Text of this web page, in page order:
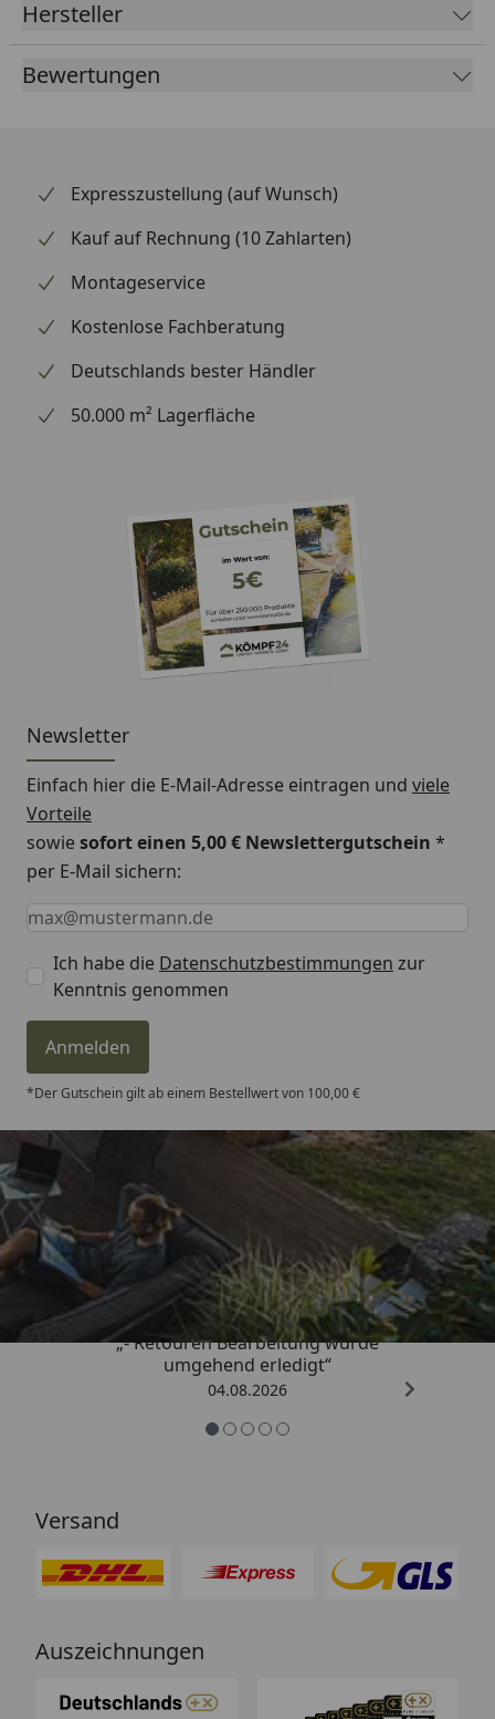
angegeben – die Fahrzeug-/Modellzuordnung mit
deinem Fahrzeug ab, damit der Blinker passt. Vicma
ist ein europäischer Hersteller von Motorrad- und
Hersteller
Bewertungen
Expresszustellung (auf Wunsch)
Kauf auf Rechnung (10 Zahlarten)
Montageservice
Kostenlose Fachberatung
Deutschlands bester Händler
50.000 m² Lagerfläche
Newsletter
Einfach hier die E-Mail-Adresse eintragen und viele
Vorteile
sowiesofort einen 5,00 € Newslettergutschein *
per E-Mail sichern:
Keine Eingabe erforderlich
Eingabe erforderlich
E-Mail *
Ich habe die Datenschutzbestimmungen zur
Kenntnis genommen
Anmelden
*Der Gutschein gilt ab einem Bestellwert von 100,00 €
Trusted Shops
4,81/ 5
„- Retouren Bearbeitung wurde
umgehend erledigt“
04.08.2026
Versand
Auszeichnungen